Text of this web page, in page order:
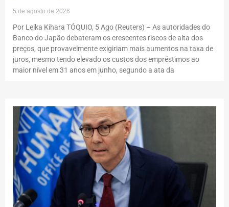
5 de agosto de 2026
Por Leika Kihara TÓQUIO, 5 Ago (Reuters) – As autoridades do
Banco do Japão debateram os crescentes riscos de alta dos
preços, que provavelmente exigiriam mais aumentos na taxa de
juros, mesmo tendo elevado os custos dos empréstimos ao
maior nível em 31 anos em junho, segundo a ata da